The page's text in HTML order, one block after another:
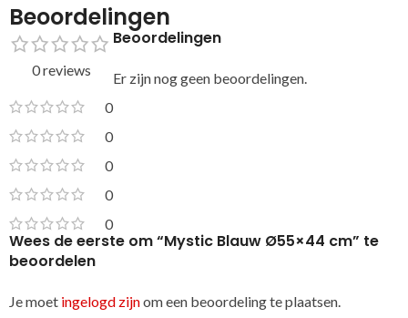
Beoordelingen
0 reviews
0
0
0
0
0
Beoordelingen
Er zijn nog geen beoordelingen.
Wees de eerste om “Mystic Blauw Ø55×44 cm” te
beoordelen
Je moet ingelogd zijnom een beoordeling te plaatsen.